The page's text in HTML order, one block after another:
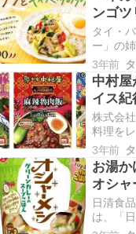
で発売
ンゴ
間限定
タイ・
ー」の
ドのよ
&テイク
で、3
カゲソ
3年前
中村
イス
株式会
料理を
スニッ
「スパ
行 タコ
スーパ
3年前
お湯
オシャ
スー
日清食
は、「
ープご